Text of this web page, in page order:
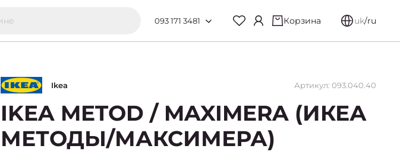
093 171 3481 Корзина uk/ru
Ikea Артикул: 093.040.40
IKEA METOD / MAXIMERA (ИКЕА
МЕТОДЫ/МАКСИМЕРА)